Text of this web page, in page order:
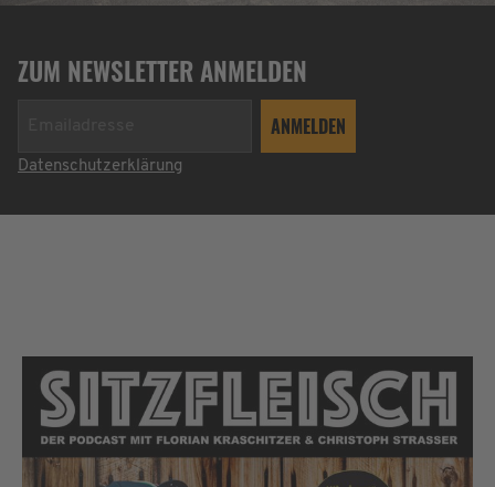
ZUM NEWSLETTER ANMELDEN
Datenschutzerklärung